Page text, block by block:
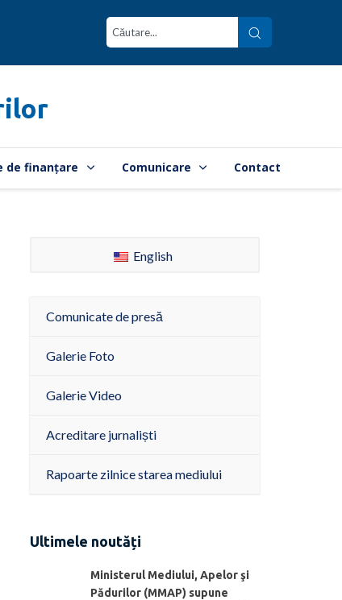
de finanțare Comunicare Contact
English
Comunicate de presă
Galerie Foto
Galerie Video
Acreditare jurnaliști
Rapoarte zilnice starea mediului
Ultimele noutăți
Ministerul Mediului, Apelor şi
Pădurilor (MMAP) supune